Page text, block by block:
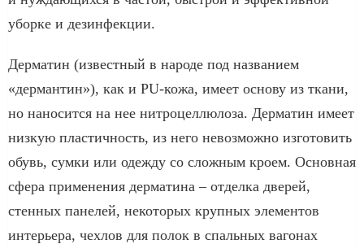
уборке и дезинфекции.
Дерматин (известный в народе под названием
«дермантин»), как и PU-кожа, имеет основу из ткани,
но наносится на нее нитроцеллюлоза. Дерматин имеет
низкую пластичность, из него невозможно изготовить
обувь, сумки или одежду со сложным кроем. Основная
сфера применения дерматина – отделка дверей,
стенных панелей, некоторых крупных элементов
интерьера, чехлов для полок в спальных вагонах